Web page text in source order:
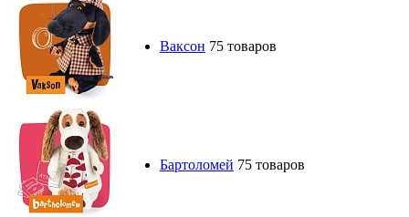
Ваксон 75 товаров
Бартоломей 75 товаров